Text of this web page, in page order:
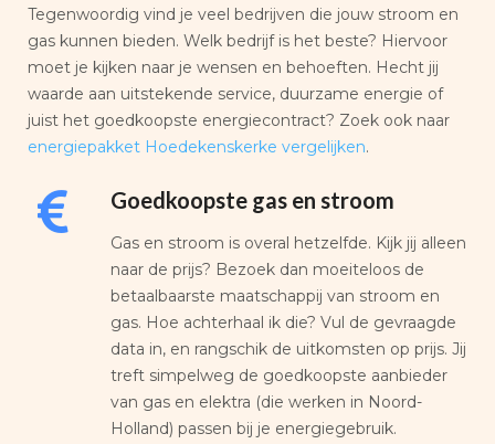
Tegenwoordig vind je veel bedrijven die jouw stroom en
gas kunnen bieden. Welk bedrijf is het beste? Hiervoor
moet je kijken naar je wensen en behoeften. Hecht jij
waarde aan uitstekende service, duurzame energie of
juist het goedkoopste energiecontract? Zoek ook naar
energiepakket Hoedekenskerke vergelijken.
Goedkoopste gas en stroom
Gas en stroom is overal hetzelfde. Kijk jij alleen
naar de prijs? Bezoek dan moeiteloos de
betaalbaarste maatschappij van stroom en
gas. Hoe achterhaal ik die? Vul de gevraagde
data in, en rangschik de uitkomsten op prijs. Jij
treft simpelweg de goedkoopste aanbieder
van gas en elektra (die werken in Noord-
Holland) passen bij je energiegebruik.